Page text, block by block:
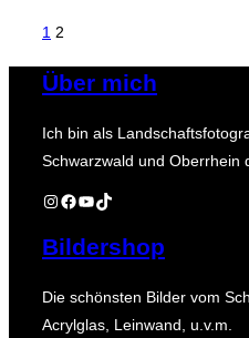
der
Beiträge
1 2
Über mich
Ich bin als
Schwarzwald und Oberrhein
Instagram
Facebook
YouTube
TikTok
Bildershop
Die schönsten Bilder vom
Acrylglas, Leinwand, u.v.m.